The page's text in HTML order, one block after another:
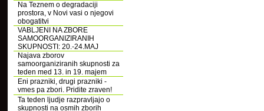
Na Teznem o degradaciji
prostora, v Novi vasi o njegovi
obogatitvi
VABLJENI NA ZBORE
SAMOORGANIZIRANIH
SKUPNOSTI: 20.-24.MAJ
Najava zborov
samoorganiziranih skupnosti za
teden med 13. in 19. majem
Eni prazniki, drugi prazniki -
vmes pa zbori. Pridite zraven!
Ta teden ljudje razpravljajo o
skupnosti na osmih zborih